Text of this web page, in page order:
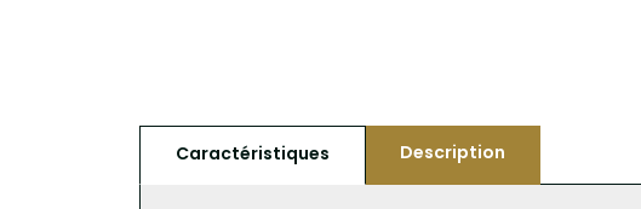
Caractéristiques Description